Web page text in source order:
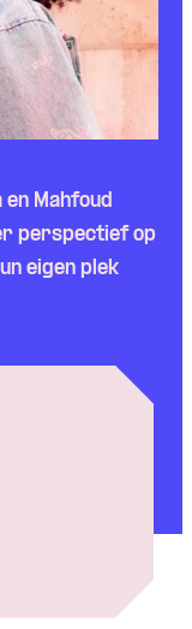
Mahfoud
perspectief op
eigen plek